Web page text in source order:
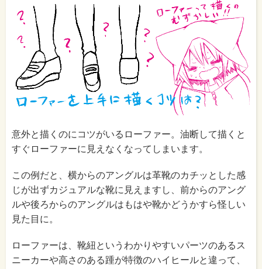
意外と描くのにコツがいるローファー。油断して描くと
すぐローファーに見えなくなってしまいます。
この例だと、横からのアングルは革靴のカチッとした感
じが出ずカジュアルな靴に見えますし、前からのアング
ルや後ろからのアングルはもはや靴かどうかすら怪しい
見た目に。
ローファーは、靴紐というわかりやすいパーツのあるス
ニーカーや高さのある踵が特徴のハイヒールと違って、